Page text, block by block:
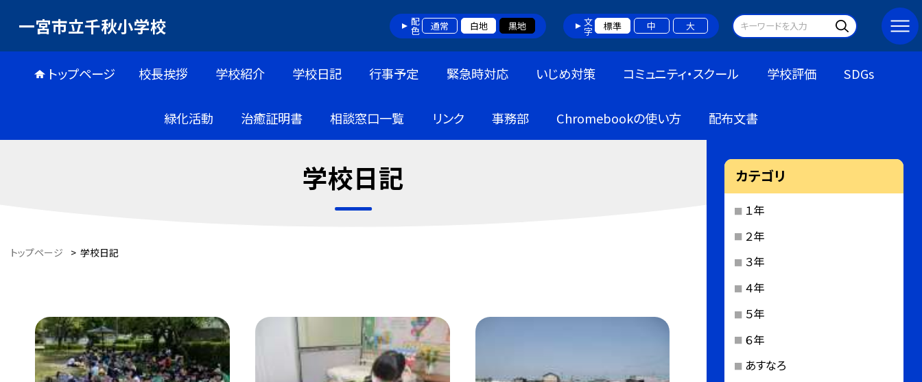
一宮市立千秋小学校 配色 通常 白地 黒地 文字 標準 中 大
トップページ 校長挨拶 学校紹介 学校日記 行事予定 緊急時対応 いじめ対策 コミュニティ・スクール 学校評価 SDGs
緑化活動 治癒証明書 相談窓口一覧 リンク 事務部 Chromebookの使い方 配布文書
学校日記
トップページ > 学校日記
カテゴリ
１年
２年
３年
４年
５年
６年
あすなろ